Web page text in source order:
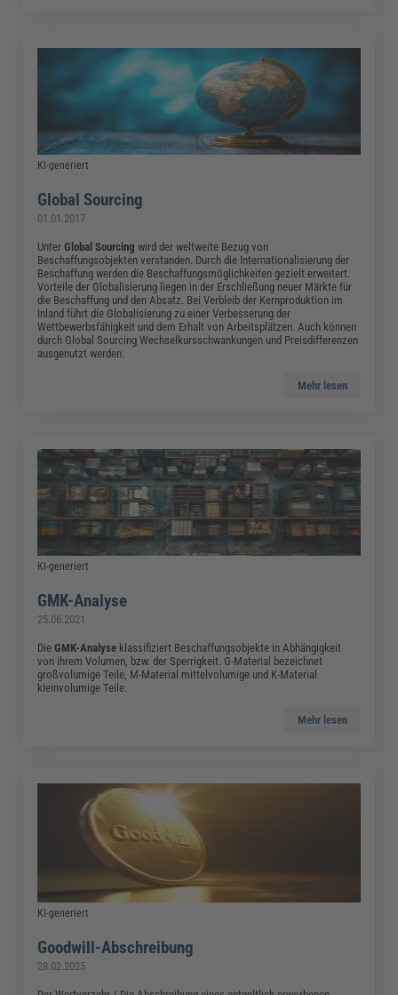
KI-generiert
Global Sourcing
01.01.2017
UnterGlobal Sourcing wird der weltweite Bezug von
Beschaffungsobjekten verstanden. Durch die Internationalisierung der
Beschaffung werden die Beschaffungsmöglichkeiten gezielt erweitert.
Vorteile der Globalisierung liegen in der Erschließung neuer Märkte für
die Beschaffung und den Absatz. Bei Verbleib der Kernproduktion im
Inland führt die Globalisierung zu einer Verbesserung der
Wettbewerbsfähigkeit und dem Erhalt von Arbeitsplätzen. Auch können
durch Global Sourcing Wechselkursschwankungen und Preisdifferenzen
ausgenutzt werden.
Mehr lesen
KI-generiert
GMK-Analyse
25.06.2021
DieGMK-Analyse klassifiziert Beschaffungsobjekte in Abhängigkeit
von ihrem Volumen, bzw. der Sperrigkeit. G-Material bezeichnet
großvolumige Teile, M-Material mittelvolumige und K-Material
kleinvolumige Teile.
Mehr lesen
KI-generiert
Goodwill-Abschreibung
28.02.2025